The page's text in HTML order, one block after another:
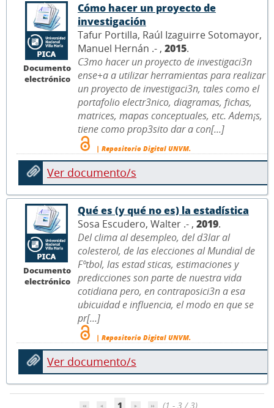
Documento
electrónico
Cómo hacer un proyecto de
investigación
Tafur Portilla, Raúl Izaguirre Sotomayor,
Manuel Hernán .- , 2015.
C3mo hacer un proyecto de investigaci3n
ense+a a utilizar herramientas para realizar
un proyecto de investigaci3n, tales como el
portafolio electr3nico, diagramas, fichas,
matrices, mapas conceptuales, etc. Adem¡s,
tiene como prop3sito dar a con[...]
| Repositorio Digital UNVM.
Ver documento/s
Documento
electrónico
Qué es (y qué no es) la estadística
Sosa Escudero, Walter .- , 2019.
Del clima al desempleo, del d3lar al
colesterol, de las elecciones al Mundial de
Fºtbol, las estad sticas, estimaciones y
predicciones son parte de nuestra vida
cotidiana pero, en contraposici3n a esa
ubicuidad e influencia, el modo en que se
pr[...]
| Repositorio Digital UNVM.
Ver documento/s
1 (1 - 3 / 3)